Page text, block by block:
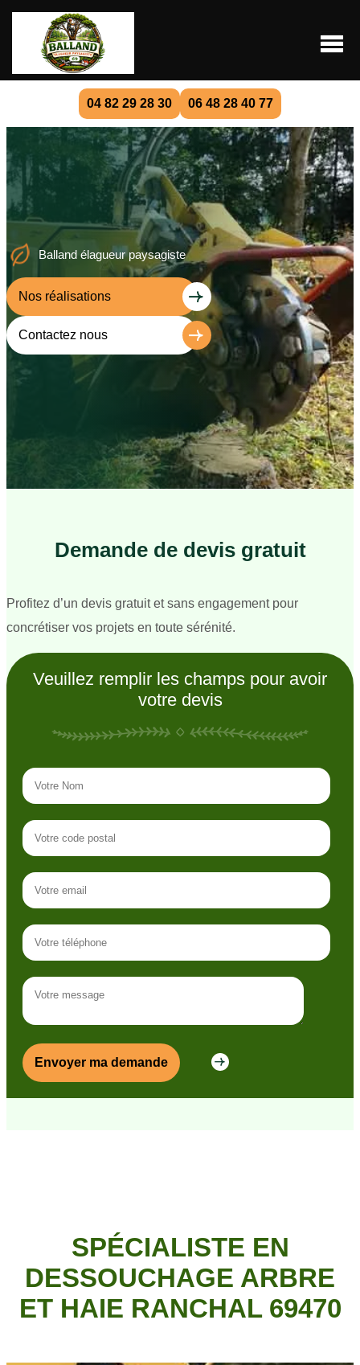
04 82 29 28 30 06 48 28 40 77
Balland élagueur paysagiste
Nos réalisations
Contactez nous
Demande de devis gratuit
Profitez d’un devis gratuit et sans engagement pour
concrétiser vos projets en toute sérénité.
Veuillez remplir les champs pour avoir
votre devis
SPÉCIALISTE EN
DESSOUCHAGE ARBRE
ET HAIE RANCHAL 69470